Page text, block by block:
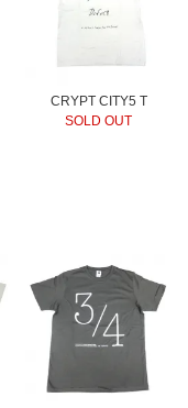
CRYPT CITY5 T
SOLD OUT